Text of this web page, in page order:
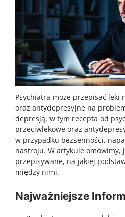
Psychiatra może przepisać leki
oraz antydepresyjne na
depresją, w tym recepta od
przeciwlekowe oraz
w przypadku bezsenności,
nastroju. W artykule omówimy,
przepisywane, na jakiej
między nimi.
Najważniejsze